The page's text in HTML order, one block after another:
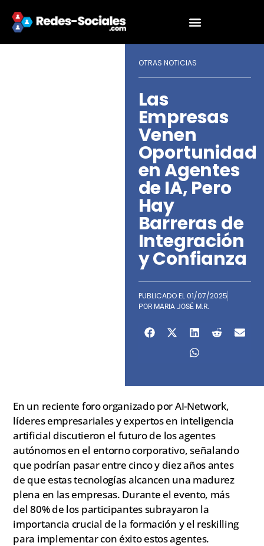
OTRAS NOTICIAS
Las
Empresas
Venen
Oportunidad
en Agentes
de IA, Pero
Hay
Barreras de
Integración
y Confianza
PUBLICADO EL 01/07/2025
POR MARIA JOSÉ M.R.
En un reciente foro organizado por AI-Network,
líderes empresariales y expertos en inteligencia
artificial discutieron el futuro de los agentes
autónomos en el entorno corporativo, señalando
que podrían pasar entre cinco y diez años antes
de que estas tecnologías alcancen una madurez
plena en las empresas. Durante el evento, más
del 80% de los participantes subrayaron la
importancia crucial de la formación y el reskilling
para implementar con éxito estos agentes.